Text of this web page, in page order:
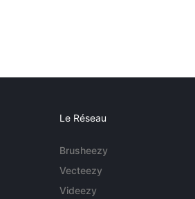
Le Réseau
Brusheezy
Vecteezy
Videezy